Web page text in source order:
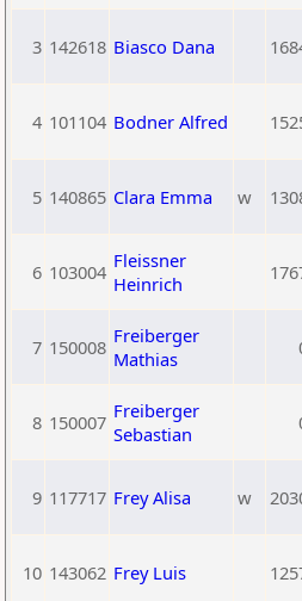
3 142618 Biasco Dana
4 101104 Bodner Alfred
5 140865 Clara Emma w
6 103004 Fleissner
Heinrich
7 150008 Freiberger
Mathias
8 150007 Freiberger
Sebastian
9 117717 Frey Alisa w
10 143062 Frey Luis